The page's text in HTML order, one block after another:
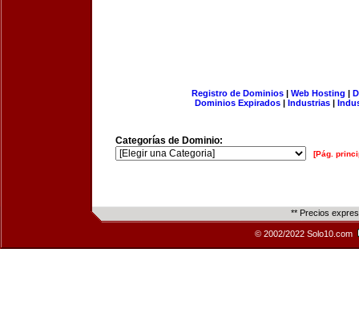
Registro de Dominios| Web Hosting |
Dominios Expirados | Industrias |
Categorías de Dominio:
[Pág.
** Precios
© 2002/2022 Solo10.com